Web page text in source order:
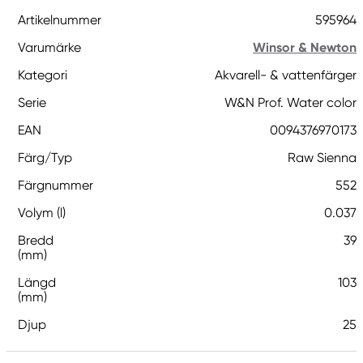
Artikelnummer
595964
Varumärke
Winsor & Newton
Kategori
Akvarell- & vattenfärger
Serie
W&N Prof. Water color
EAN
0094376970173
Färg/Typ
Raw Sienna
Färgnummer
552
Volym (l)
0.037
Bredd
(mm)
39
Längd
(mm)
103
Djup 25